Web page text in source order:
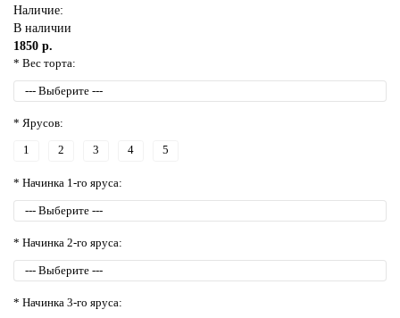
Наличие:
В наличии
1850 р.
* Вес торта:
* Ярусов:
1 2 3 4 5
* Начинка 1-го яруса:
* Начинка 2-го яруса:
* Начинка 3-го яруса: